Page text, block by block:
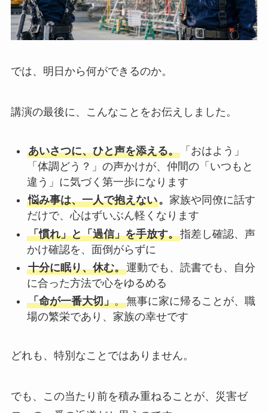
では、明日から何ができるのか。
講演の最後に、こんなことをお伝えしました。
あいさつに、ひと声を添える。「おはよう」
「体調どう？」の声かけが、仲間の「いつもと
違う」に気づく第一歩になります
悩み事は、一人で抱えない。 家族や同僚に話す
だけで、心はずいぶん軽くなります
「慣れ」と「過信」を手放す。指差し確認、声
かけ確認を、面倒がらずに
十分に眠り、休む。運動でも、読書でも、自分
に合った方法で心をゆるめる
「命が一番大切」。無事に家に帰ることが、職
場の繁栄であり、家族の幸せです
どれも、特別なことではありません。
でも、この当たり前を積み重ねることが、災害ゼ